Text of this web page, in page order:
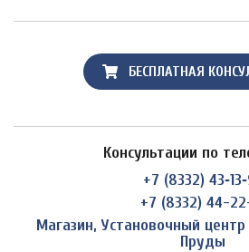
БЕСПЛАТНАЯ
Консультации по
+7 (8332)
+7 (8332) 44-
Магазин, Установочный
Пруды